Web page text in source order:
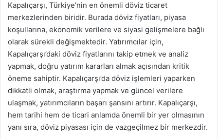
Kapalıçarşı, Türkiye’nin en önemli döviz ticaret
merkezlerinden biridir. Burada döviz fiyatları, piyasa
koşullarına, ekonomik verilere ve siyasi gelişmelere bağlı
olarak sürekli değişmektedir. Yatırımcılar için,
Kapalıçarşı’daki döviz fiyatlarını takip etmek ve analiz
yapmak, doğru yatırım kararları almak açısından kritik
öneme sahiptir. Kapalıçarşı’da döviz işlemleri yaparken
dikkatli olmak, araştırma yapmak ve güncel verilere
ulaşmak, yatırımcıların başarı şansını artırır. Kapalıçarşı,
hem tarihi hem de ticari anlamda önemli bir yer olmasının
yanı sıra, döviz piyasası için de vazgeçilmez bir merkezdir.